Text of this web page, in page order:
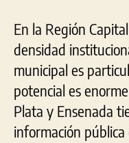
En la Región
densidad
municipal es
potencial es
Plata y Ensenada
información